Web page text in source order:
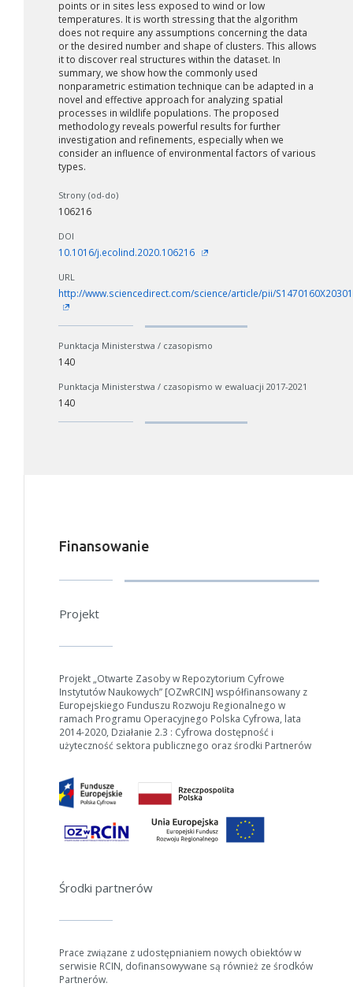
W zależności od ilości danych do przetworzenia generowanie pliku
może się wydłużyć.
Jeśli generowanie trwa zbyt długo można ograniczyć dane np.
zmniejszając zakres lat.
Anuluj
points or in sites less exposed to wind or low
temperatures. It is worth stressing that the algorithm
does not require any assumptions concerning the data
or the desired number and shape of clusters. This allows
it to discover real structures within the dataset. In
summary, we show how the commonly used
nonparametric estimation technique can be adapted in a
novel and effective approach for analyzing spatial
processes in wildlife populations. The proposed
methodology reveals powerful results for further
investigation and refinements, especially when we
consider an influence of environmental factors of various
types.
Strony (od-do)
106216
DOI
10.1016/j.ecolind.2020.106216
URL
http://www.sciencedirect.com/science/article/pii/
Punktacja Ministerstwa / czasopismo
140
Punktacja Ministerstwa / czasopismo w ewaluacji 2017-2021
140
Finansowanie
Projekt
Projekt „Otwarte Zasoby w Repozytorium Cyfrowe
Instytutów Naukowych” [OZwRCIN] współfinansowany z
Europejskiego Funduszu Rozwoju Regionalnego w
ramach Programu Operacyjnego Polska Cyfrowa, lata
2014-2020, Działanie 2.3 : Cyfrowa dostępność i
użyteczność sektora publicznego oraz środki Partnerów
Środki partnerów
Prace związane z udostępnianiem nowych obiektów w
serwisie RCIN, dofinansowywane są również ze środków
Partnerów.